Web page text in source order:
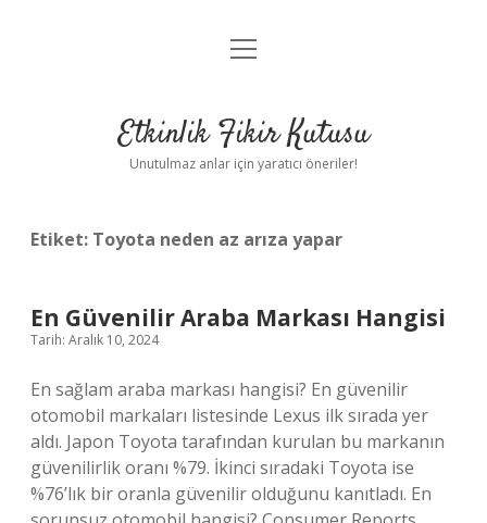
Anasayfa
Yasal Uyarı
menüyü
Etkinlik Fikir Kutusu
Unutulmaz anlar için yaratıcı öneriler!
Etiket: Toyota neden az arıza yapar
En Güvenilir Araba Markası Hangisi
Tarih: Aralık 10, 2024
En sağlam araba markası hangisi? En güvenilir
otomobil markaları listesinde Lexus ilk sırada yer
aldı. Japon Toyota tarafından kurulan bu markanın
güvenilirlik oranı %79. İkinci sıradaki Toyota ise
%76’lık bir oranla güvenilir olduğunu kanıtladı. En